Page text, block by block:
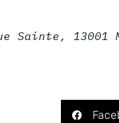
Sainte,